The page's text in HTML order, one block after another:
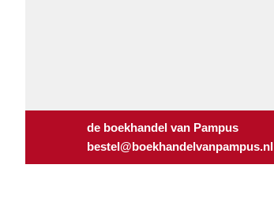
de boekhandel van Pampus
bestel@boekhandelvanpampus.nl